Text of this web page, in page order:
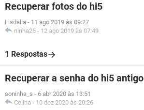
Recuperar fotos do hi5
Lisdalia - 11 ago 2019 às 09:27
ninha25 - 12 ago 2019 às 07:49
1 Respostas
Recuperar a senha do hi5 antigo
soninha_s - 6 abr 2020 às 13:51
Celina - 10 dez 2020 às 20:26